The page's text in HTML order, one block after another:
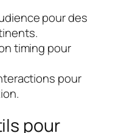
pour des
timing pour
pour
pour